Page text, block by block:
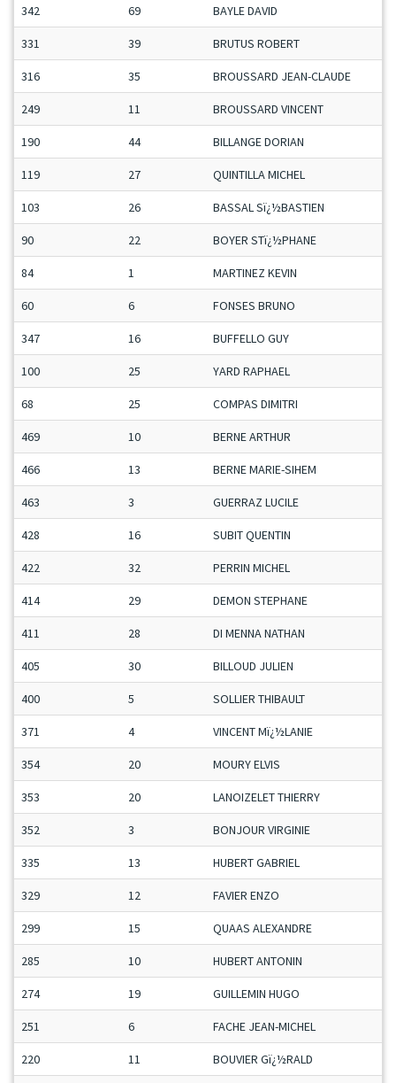
342 69 BAYLE DAVID
331 39 BRUTUS ROBERT
316 35 BROUSSARD JEAN-CLAUDE
249 11 BROUSSARD VINCENT
190 44 BILLANGE DORIAN
119 27 QUINTILLA MICHEL
103 26 BASSAL Sï¿½BASTIEN
90 22 BOYER STï¿½PHANE
84 1 MARTINEZ KEVIN
60 6 FONSES BRUNO
347 16 BUFFELLO GUY
100 25 YARD RAPHAEL
68 25 COMPAS DIMITRI
469 10 BERNE ARTHUR
466 13 BERNE MARIE-SIHEM
463 3 GUERRAZ LUCILE
428 16 SUBIT QUENTIN
422 32 PERRIN MICHEL
414 29 DEMON STEPHANE
411 28 DI MENNA NATHAN
405 30 BILLOUD JULIEN
400 5 SOLLIER THIBAULT
371 4 VINCENT Mï¿½LANIE
354 20 MOURY ELVIS
353 20 LANOIZELET THIERRY
352 3 BONJOUR VIRGINIE
335 13 HUBERT GABRIEL
329 12 FAVIER ENZO
299 15 QUAAS ALEXANDRE
285 10 HUBERT ANTONIN
274 19 GUILLEMIN HUGO
251 6 FACHE JEAN-MICHEL
220 11 BOUVIER Gï¿½RALD